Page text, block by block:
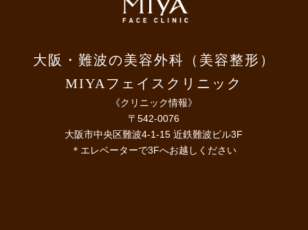
大阪・難波の美容外科（美容整形）
MIYAフェイスクリニック
《クリニック情報》
〒542-0076
大阪市中央区難波4-1-15 近鉄難波ビル3F
＊エレベーターで3Fへお越しください